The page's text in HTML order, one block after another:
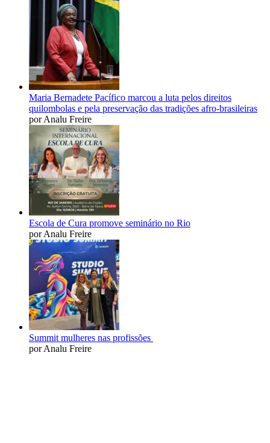
Maria Bernadete Pacífico marcou a luta pelos direitos
quilombolas e pela preservação das tradições afro-brasileiras
por Analu Freire
Escola de Cura promove seminário no Rio
por Analu Freire
Summit mulheres nas profissões
por Analu Freire